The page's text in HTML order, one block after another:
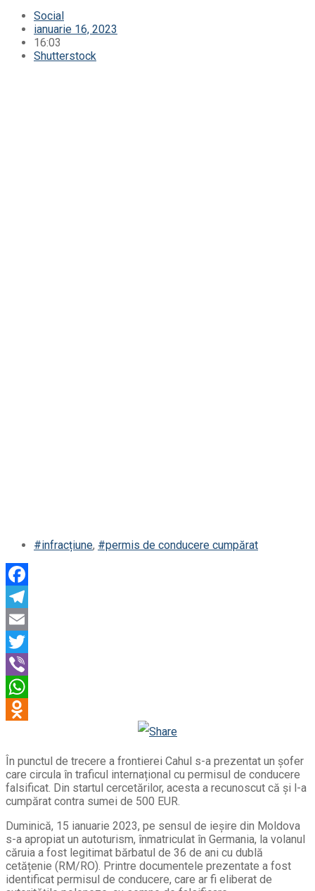
Social
ianuarie 16, 2023
16:03
Shutterstock
#infracțiune, #permis de conducere cumpărat
Odnoklassniki
În punctul de trecere a frontierei Cahul s-a prezentat un șofer
care circula în traficul internațional cu permisul de conducere
falsificat. Din startul cercetărilor, acesta a recunoscut că și l-a
cumpărat contra sumei de 500 EUR.
Duminică, 15 ianuarie 2023, pe sensul de ieșire din Moldova
s-a apropiat un autoturism, înmatriculat în Germania, la volanul
căruia a fost legitimat bărbatul de 36 de ani cu dublă
cetățenie (RM/RO). Printre documentele prezentate a fost
identificat permisul de conducere, care ar fi eliberat de